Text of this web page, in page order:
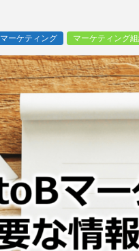
マーケティング マーケティング